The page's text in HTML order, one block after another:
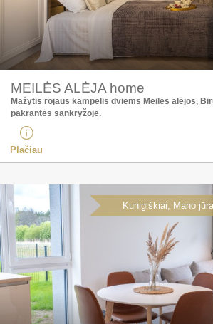
MEILĖS ALĖJA home
Mažytis rojaus kampelis dviems Meilės alėjos,
pakrantės sankryžoje. ​
Plačiau
Kunigiškiai, Mano